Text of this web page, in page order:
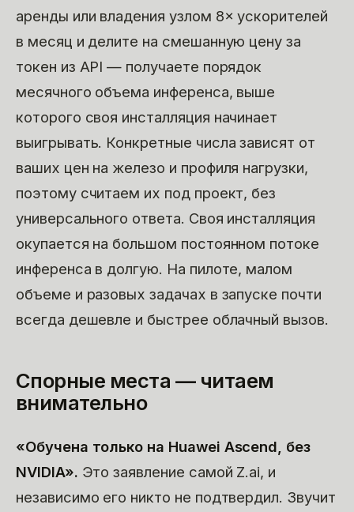
аренды или владения узлом 8× ускорителей
в месяц и делите на смешанную цену за
токен из API — получаете порядок
месячного объема инференса, выше
которого своя инсталляция начинает
выигрывать. Конкретные числа зависят от
ваших цен на железо и профиля нагрузки,
поэтому считаем их под проект, без
универсального ответа. Своя инсталляция
окупается на большом постоянном потоке
инференса в долгую. На пилоте, малом
объеме и разовых задачах в запуске почти
всегда дешевле и быстрее облачный вызов.
Спорные места — читаем
внимательно
«Обучена только на Huawei Ascend, без
NVIDIA». Это заявление самой Z.ai, и
независимо его никто не подтвердил. Звучит